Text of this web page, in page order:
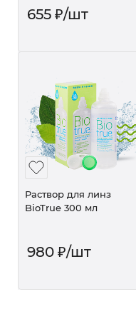
655 ₽/шт
Раствор для линз
BioTrue 300 мл
980 ₽/шт